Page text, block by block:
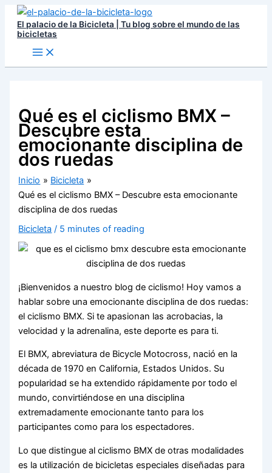
contenido
El palacio de la Bicicleta | Tu blog sobre el mundo de las
bicicletas
Qué es el ciclismo BMX –
Descubre esta
emocionante disciplina de
dos ruedas
Inicio
Bicicleta
Qué es el ciclismo BMX – Descubre esta emocionante
disciplina de dos ruedas
Bicicleta / 5 minutes of reading
¡Bienvenidos a nuestro blog de ciclismo! Hoy vamos a
hablar sobre una emocionante disciplina de dos ruedas:
el ciclismo BMX. Si te apasionan las acrobacias, la
velocidad y la adrenalina, este deporte es para ti.
El BMX, abreviatura de Bicycle Motocross, nació en la
década de 1970 en California, Estados Unidos. Su
popularidad se ha extendido rápidamente por todo el
mundo, convirtiéndose en una disciplina
extremadamente emocionante tanto para los
participantes como para los espectadores.
Lo que distingue al ciclismo BMX de otras modalidades
es la utilización de bicicletas especiales diseñadas para